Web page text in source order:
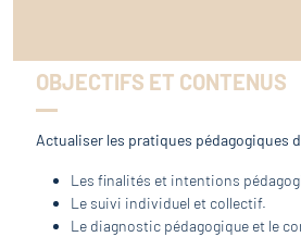
OBJECTIFS ET CONTENUS
Actualiser les pratiques pédagogiques
Les finalités et intentions
Le suivi individuel et collectif.
Le diagnostic pédagogique et le